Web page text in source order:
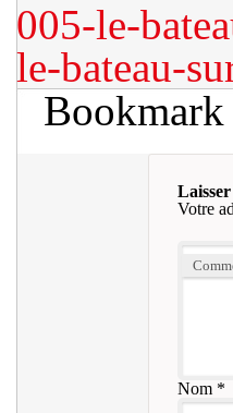
005-le-
le-bateau-
Bookmark
Votre
Nom*